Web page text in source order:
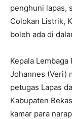
penghuni lapas,
Colokan Listrik,
boleh ada di
Kepala Lembaga
Johannes (Veri)
petugas Lapas
Kabupaten
kamar para